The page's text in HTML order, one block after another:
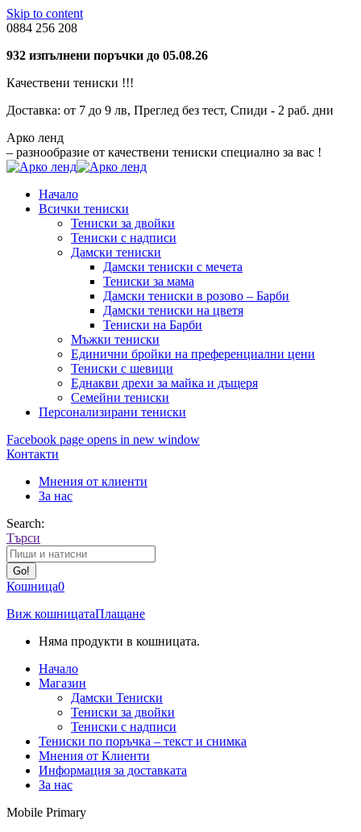
Skip to content
0884 256 208
932 изпълнени поръчки до 05.08.26
Качествени тениски !!!
Доставка: от 7 до 9 лв, Преглед без тест, Спиди - 2 раб. дни
Aрко ленд
– разнообразие от качествени тениски специално за вас !
Начало
Всички тениски
Тениски за двойки
Тениски с надписи
Дамски тениски
Дамски тениски с мечета
Тениски за мама
Дамски тениски в розово – Барби
Дамски тениски на цветя
Тениски на Барби
Мъжки тениски
Единични бройки на преференциални цени
Тениски с шевици
Еднакви дрехи за майка и дъщеря
Семейни тениски
Персонализирани тениски
Facebook page opens in new window
Контакти
Мнения от клиенти
За нас
Search:
Търси
Кошница0
Виж кошницатаПлащане
Няма продукти в кошницата.
Начало
Магазин
Дамски Тениски
Тениски за двойки
Тениски с надписи
Тениски по поръчка – текст и снимка
Мнения от Клиенти
Информация за доставката
За нас
Mobile Primary